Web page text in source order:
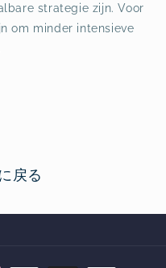
strategie zijn. Voor
om minder intensieve
戻る